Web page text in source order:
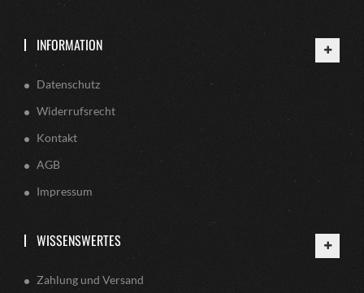
INFORMATION
Datenschutz
Widerrufsrecht
Kontakt
AGB
Impressum
WISSENSWERTES
Zahlung und Versand